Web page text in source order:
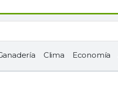
Clima Economía